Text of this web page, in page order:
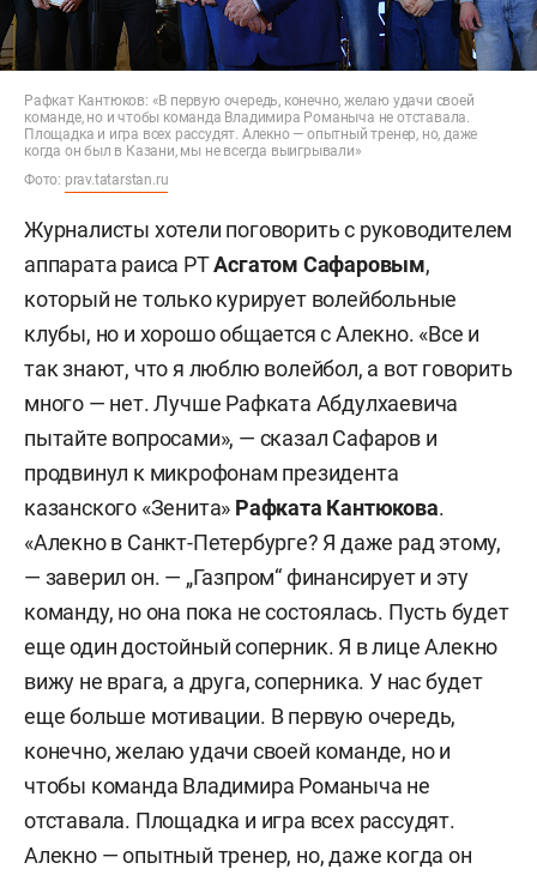
Рафкат Кантюков: «В первую очередь, конечно, желаю удачи своей
команде, но и чтобы команда Владимира Романыча не отставала.
Площадка и игра всех рассудят. Алекно — опытный тренер, но, даже
когда он был в Казани, мы не всегда выигрывали»
Фото: prav.tatarstan.ru
Журналисты хотели поговорить с руководителем
аппарата раиса РТАсгатом Сафаровым,
который не только курирует волейбольные
клубы, но и хорошо общается с Алекно. «Все и
так знают, что я люблю волейбол, а вот говорить
много — нет. Лучше Рафката Абдулхаевича
пытайте вопросами», — сказал Сафаров и
продвинул к микрофонам президента
казанского «Зенита» Рафката Кантюкова.
«Алекно в Санкт-Петербурге? Я даже рад этому,
— заверил он. — „Газпром“ финансирует и эту
команду, но она пока не состоялась. Пусть будет
еще один достойный соперник. Я в лице Алекно
вижу не врага, а друга, соперника. У нас будет
еще больше мотивации. В первую очередь,
конечно, желаю удачи своей команде, но и
чтобы команда Владимира Романыча не
отставала. Площадка и игра всех рассудят.
Алекно — опытный тренер, но, даже когда он